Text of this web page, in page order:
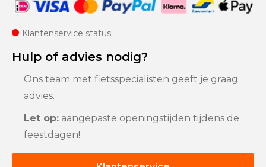
Klantenservice status
Hulp of advies nodig?
Ons team met fietsspecialisten geeft je graag
advies.
Let op: aangepaste openingstijden tijdens de
feestdagen!